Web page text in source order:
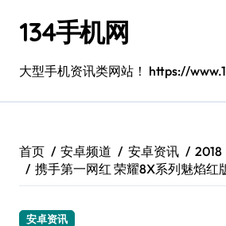
134手机网
大型手机资讯类网站！ https://
首页 安卓频道 安卓资讯
2018
携手第一网红 荣耀8X系列魅焰红
安卓资讯